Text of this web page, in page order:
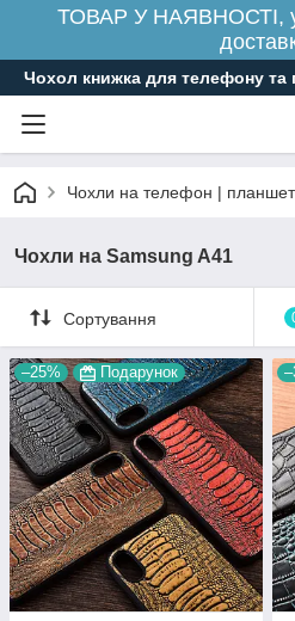
ТОВАР У НАЯВНОСТІ,
Чохол книжка для телефону та
Чохли на телефон | планшет
Чохли на Samsung A41
Сортування
–25% Подарунок